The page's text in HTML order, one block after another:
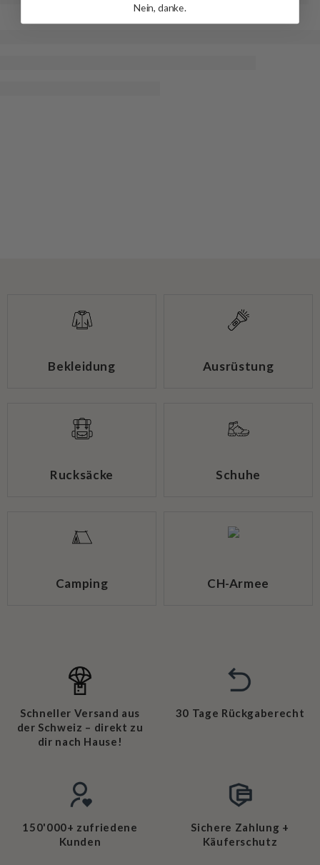
Bekleidung Ausrüstung
Rucksäcke Schuhe
Camping CH-Armee
Schneller Versand aus
der Schweiz – direkt zu
dir nach Hause!
30 Tage Rückgaberecht
150'000+ zufriedene
Kunden
Sichere Zahlung +
Käuferschutz
Nein, danke.